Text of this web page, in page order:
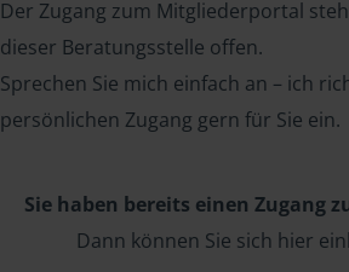
Der Zugang zum Mitgliederportal
dieser Beratungsstelle offen.
Sprechen Sie mich einfach an – ich
persönlichen Zugang gern für Sie ein.
Sie haben bereits einen Zugang
Dann können Sie sich hier